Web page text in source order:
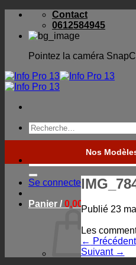
Skip
content
Contact
0612584945
Pointez la caméra
Recherche
pour :
pour :
Se connecter
Panier /0,00€
Nos
Publié 23
Les
← Précédent
Suivant →